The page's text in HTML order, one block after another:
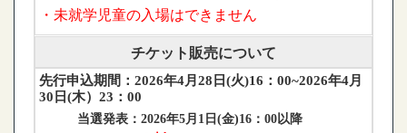
・未就学児童の入場はできません
チケット販売について
先行申込期間：2026年4月28日(火)16：00~2026年4月
30日(木）23：00
当選発表：2026年5月1日(金)16：00以降